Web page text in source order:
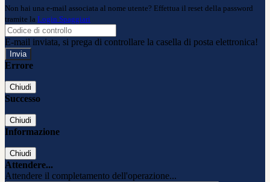
Non hai una e-mail associata al nome utente? Effettua il reset della password
tramite la Login Spaggiari
E-mail inviata, si prega di controllare la casella di posta elettronica!
Errore
Chiudi
Successo
Chiudi
Informazione
Chiudi
Attendere...
Attendere il completamento dell'operazione...